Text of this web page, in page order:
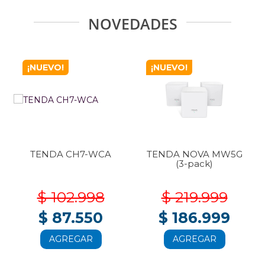
NOVEDADES
¡NUEVO!
TENDA CH7-WCA
$ 102.998
$ 87.550
AGREGAR
¡NUEVO!
TENDA NOVA MW5G
(3-pack)
$ 219.999
$ 186.999
AGREGAR